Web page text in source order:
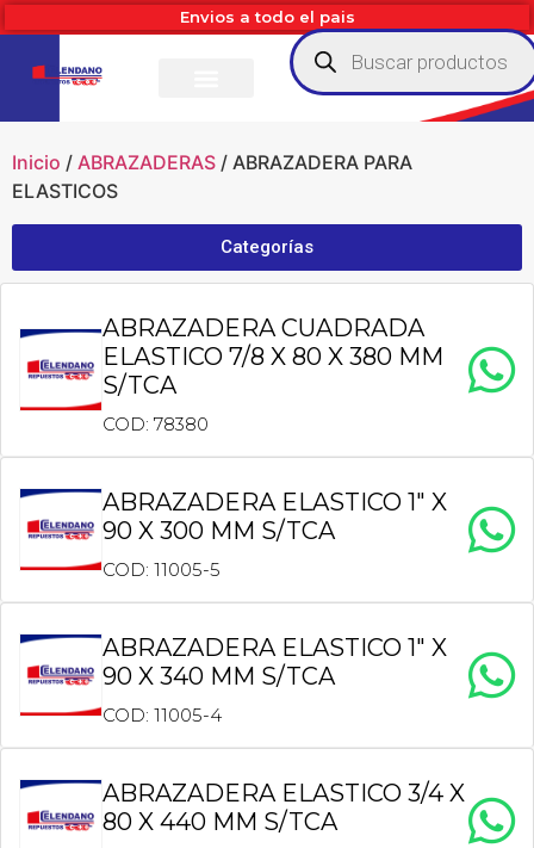
Envios a todo el pais
Inicio / ABRAZADERAS / ABRAZADERA PARA
ELASTICOS
Categorías
ABRAZADERA CUADRADA
ELASTICO 7/8 X 80 X 380 MM
S/TCA
COD: 78380
ABRAZADERA ELASTICO 1″ X
90 X 300 MM S/TCA
COD: 11005-5
ABRAZADERA ELASTICO 1″ X
90 X 340 MM S/TCA
COD: 11005-4
ABRAZADERA ELASTICO 3/4 X
80 X 440 MM S/TCA